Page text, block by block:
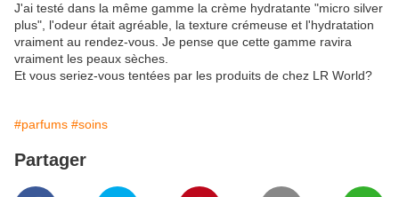
J'ai testé dans la même gamme la crème hydratante "micro silver
plus", l'odeur était agréable, la texture crémeuse et l'hydratation
vraiment au rendez-vous. Je pense que cette gamme ravira
vraiment les peaux sèches.
Et vous seriez-vous tentées par les produits de chez LR World?
#parfums #soins
Partager